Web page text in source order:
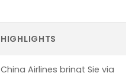
HIGHLIGHTS
China Airlines bringt Sie via